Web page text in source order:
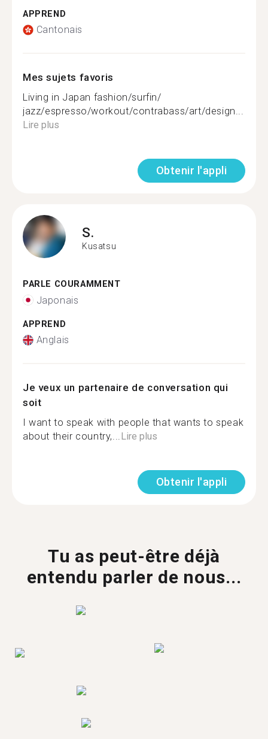
APPREND
Cantonais
Mes sujets favoris
Living in Japan fashion/surfin/
jazz/espresso/workout/contrabass/art/design...
Lire plus
Obtenir l'appli
S.
Kusatsu
PARLE COURAMMENT
Japonais
APPREND
Anglais
Je veux un partenaire de conversation qui
soit
I want to speak with people that wants to speak
about their country,...Lire plus
Obtenir l'appli
Tu as peut-être déjà
entendu parler de nous...